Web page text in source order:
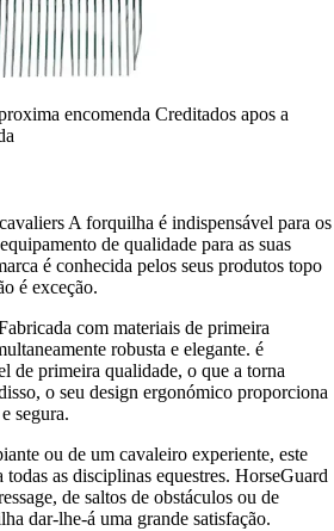
encomenda Creditados apos a
A forquilha é indispensável para os
de qualidade para as suas
é conhecida pelos seus produtos topo
é exceção.
com materiais de primeira
robusta e elegante. é
de primeira qualidade, o que a torna
o seu design ergonómico proporciona
segura.
ou de um cavaleiro experiente, este
todas as disciplinas equestres. HorseGuard
de saltos de obstáculos ou de
dar-lhe-á uma grande satisfação.